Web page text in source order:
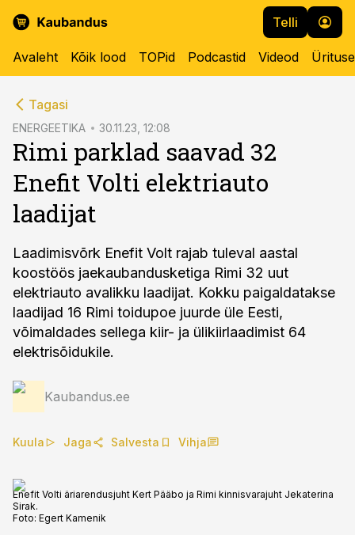
Telli
Avaleht Kõik lood TOPid Podcastid Videod
Tagasi
ENERGEETIKA 30.11.23, 12:08
Rimi parklad saavad 32
Enefit Volti elektriauto
laadijat
Laadimisvõrk Enefit Volt rajab tuleval aastal
koostöös jaekaubandusketiga Rimi 32 uut
elektriauto avalikku laadijat. Kokku paigaldatakse
laadijad 16 Rimi toidupoe juurde üle Eesti,
võimaldades sellega kiir- ja ülikiirlaadimist 64
elektrisõidukile.
Kaubandus.ee
Kuula Jaga Salvesta Vihja
Enefit Volti äriarendusjuht Kert Pääbo ja Rimi kinnisvarajuht Jekaterina
Sirak.
Foto: Egert Kamenik